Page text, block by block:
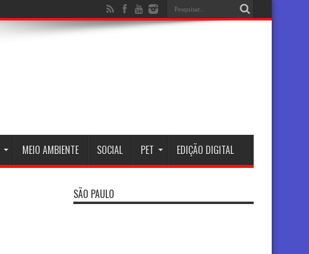
MEIO AMBIENTE SOCIAL PET EDIÇÃO DIGITAL
SÃO PAULO